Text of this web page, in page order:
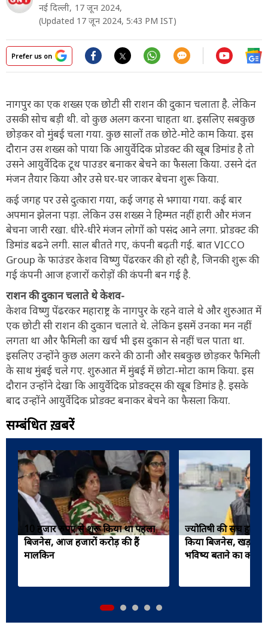
नई दिल्ली, 17 जून 2024,
(Updated 17 जून 2024, 5:43 PM IST)
Prefer us on
नागपुर का एक शख्स एक छोटी सी राशन की दुकान चलाता है. लेकिन
उसकी सोच बड़ी थी. वो कुछ अलग करना चाहता था. इसलिए सबकुछ
छोड़कर वो मुंबई चला गया. कुछ सालों तक छोटे-मोटे काम किया. इस
दौरान उस शख्स को पाया कि आयुर्वेदिक प्रोडक्ट की खूब डिमांड है तो
उसने आयुर्वेदिक टूथ पाउडर बनाकर बेचने का फैसला किया. उसने दंत
मंजन तैयार किया और उसे घर-घर जाकर बेचना शुरू किया.
कई जगह पर उसे दुत्कारा गया, कई जगह से भगाया गया. कई बार
अपमान झेलना पड़ा. लेकिन उस शख्स ने हिम्मत नहीं हारी और मंजन
बेचना जारी रखा. धीरे-धीरे मंजन लोगों को पसंद आने लगा. प्रोडक्ट की
डिमांड बढने लगी. साल बीतते गए, कंपनी बढ़ती गई. बात VICCO
Group के फाउंडर केशव विष्णु पेंढरकर की हो रही है, जिनकी शुरू की
गई कंपनी आज हजारों करोड़ों की कंपनी बन गई है.
राशन की दुकान चलाते थे केशव-
केशव विष्णु पेंढरकर महाराष्ट्र के नागपुर के रहने वाले थे और शुरुआत में
एक छोटी सी राशन की दुकान चलाते थे. लेकिन इसमें उनका मन नहीं
लगता था और फैमिली का खर्च भी इस दुकान से नहीं चल पाता था.
इसलिए उन्होंने कुछ अलग करने की ठानी और सबकुछ छोड़कर फैमिली
के साथ मुंबई चले गए. शुरुआत में मुंबई में छोटा-मोटा काम किया. इस
दौरान उन्होंने देखा कि आयुर्वेदिक प्रोडक्ट्स की खूब डिमांड है. इसके
बाद उन्होंने आयुर्वेदिक प्रोडक्ट बनाकर बेचने का फैसला किया.
सम्बंधित ख़बरें
10 हजार रुपए से शुरू किया था पहला
बिजनेस, आज हजारों करोड़ की हैं
मालकिन
ज्योतिषी की सच हुई
किया बिजनेस, खड़ा
भविष्य बताने का